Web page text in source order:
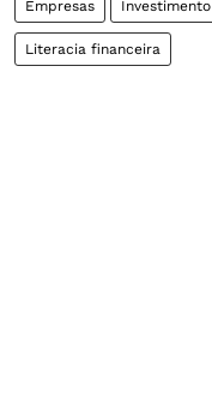
Empresas Investimento
Literacia financeira